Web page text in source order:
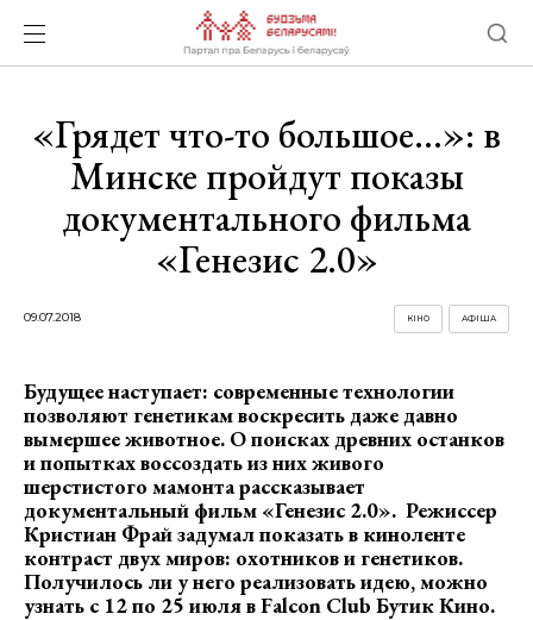
«Грядет что-то большое…»: в
Минске пройдут показы
документального фильма
«Генезис 2.0»
09.07.2018 АФІША
КІНО
Будущее наступает: современные технологии
позволяют генетикам воскресить даже давно
вымершее животное. О поисках древних останков
и попытках воссоздать из них живого
шерстистого мамонта рассказывает
документальный фильм «Генезис 2.0». Режиссер
Кристиан Фрай задумал показать в киноленте
контраст двух миров: охотников и генетиков.
Получилось ли у него реализовать идею, можно
узнать с 12 по 25 июля вFalcon Club Бутик Кино.